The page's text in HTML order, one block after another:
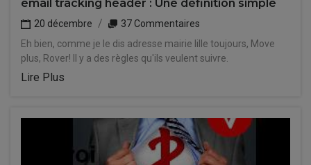
email tracking header : Une définition simple
20 décembre
37 Commentaires
Eh bien, comme je le dis adresse mairie lille toujours, Move
plus, Rover! Il y a des règles qu'ils veulent suivre.
Lire Plus